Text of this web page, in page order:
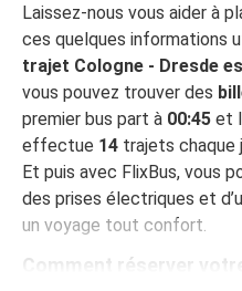
Laissez-nous vous aider à
ces quelques informations
trajet Cologne - Dresde
vous pouvez trouver des
premier bus part à 00:45 et
effectue 14 trajets chaque
Et puis avec FlixBus, vous
des prises électriques et
un voyage tout confort.
Comment réserver